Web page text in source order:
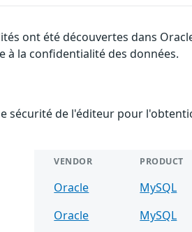
ont été découvertes dans
à la confidentialité des données.
sécurité de l'éditeur pour
VENDOR PRODUCT
Oracle MySQL
Oracle
MySQL